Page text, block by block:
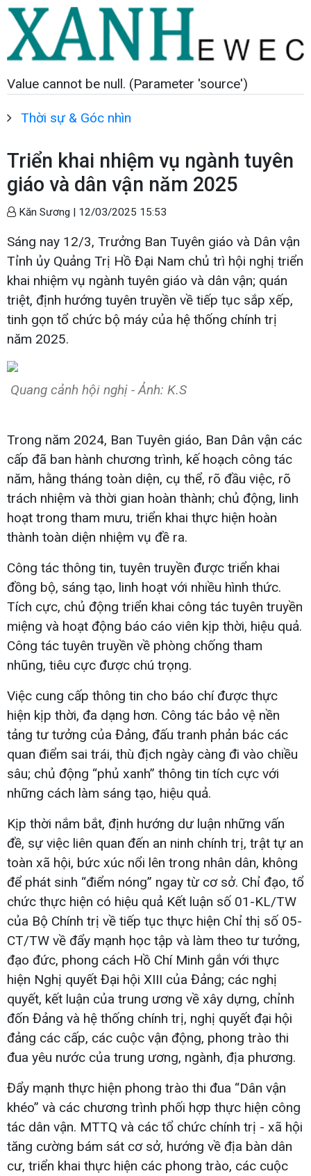
Value cannot be null. (Parameter 'source')
Thời sự & Góc nhìn
Triển khai nhiệm vụ ngành tuyên
giáo và dân vận năm 2025
Kăn Sương | 12/03/2025 15:53
Sáng nay 12/3, Trưởng Ban Tuyên giáo và Dân vận
Tỉnh ủy Quảng Trị Hồ Đại Nam chủ trì hội nghị triển
khai nhiệm vụ ngành tuyên giáo và dân vận; quán
triệt, định hướng tuyên truyền về tiếp tục sắp xếp,
tinh gọn tổ chức bộ máy của hệ thống chính trị
năm 2025.
Quang cảnh hội nghị - Ảnh: K.S
Trong năm 2024, Ban Tuyên giáo, Ban Dân vận các
cấp đã ban hành chương trình, kế hoạch công tác
năm, hằng tháng toàn diện, cụ thể, rõ đầu việc, rõ
trách nhiệm và thời gian hoàn thành; chủ động, linh
hoạt trong tham mưu, triển khai thực hiện hoàn
thành toàn diện nhiệm vụ đề ra.
Công tác thông tin, tuyên truyền được triển khai
đồng bộ, sáng tạo, linh hoạt với nhiều hình thức.
Tích cực, chủ động triển khai công tác tuyên truyền
miệng và hoạt động báo cáo viên kịp thời, hiệu quả.
Công tác tuyên truyền về phòng chống tham
nhũng, tiêu cực được chú trọng.
Việc cung cấp thông tin cho báo chí được thực
hiện kịp thời, đa dạng hơn. Công tác bảo vệ nền
tảng tư tưởng của Đảng, đấu tranh phản bác các
quan điểm sai trái, thù địch ngày càng đi vào chiều
sâu; chủ động “phủ xanh” thông tin tích cực với
những cách làm sáng tạo, hiệu quả.
Kịp thời nắm bắt, định hướng dư luận những vấn
đề, sự việc liên quan đến an ninh chính trị, trật tự an
toàn xã hội, bức xúc nổi lên trong nhân dân, không
để phát sinh “điểm nóng” ngay từ cơ sở. Chỉ đạo, tổ
chức thực hiện có hiệu quả Kết luận số 01-KL/TW
của Bộ Chính trị về tiếp tục thực hiện Chỉ thị số 05-
CT/TW về đẩy mạnh học tập và làm theo tư tưởng,
đạo đức, phong cách Hồ Chí Minh gắn với thực
hiện Nghị quyết Đại hội XIII của Đảng; các nghị
quyết, kết luận của trung ương về xây dựng, chỉnh
đốn Đảng và hệ thống chính trị, nghị quyết đại hội
đảng các cấp, các cuộc vận động, phong trào thi
đua yêu nước của trung ương, ngành, địa phương.
Đẩy mạnh thực hiện phong trào thi đua “Dân vận
khéo” và các chương trình phối hợp thực hiện công
tác dân vận. MTTQ và các tổ chức chính trị - xã hội
tăng cường bám sát cơ sở, hướng về địa bàn dân
cư, triển khai thực hiện các phong trào, các cuộc